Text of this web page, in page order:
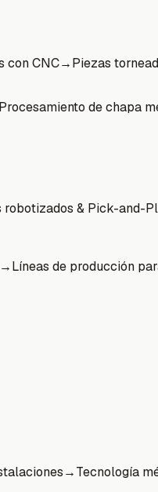
con CNC→Piezas
Procesamiento de chapa
robotizados & Pick-and-
→Líneas de producción
→Tecnología